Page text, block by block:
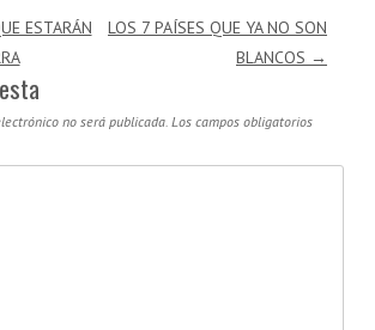
ESTARÁN
LOS 7 PAÍSES QUE YA NO SON
BLANCOS →
no será publicada. Los campos obligatorios